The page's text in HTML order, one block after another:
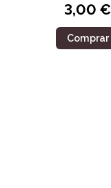
3,00 €
Comprar